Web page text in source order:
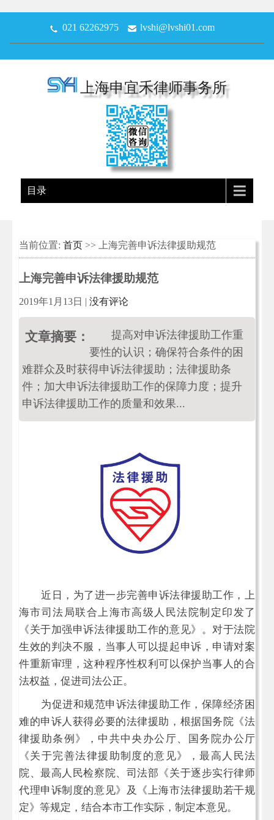
021 62262975 lvshi@lvshi01.com
上海申宜禾律师事务所
目录
当前位置: 首页 >> 上海完善申诉法律援助规范
上海完善申诉法律援助规范
2019年1月13日 | 没有评论
文章摘要：
提高对申诉法律援助工作重
要性的认识；确保符合条件的困
难群众及时获得申诉法律援助；法律援助条
件；加大申诉法律援助工作的保障力度；提升
申诉法律援助工作的质量和效果...
近日，为了进一步完善申诉法律援助工作，上
海市司法局联合上海市高级人民法院制定印发了
《关于加强申诉法律援助工作的意见》。对于法院
生效的判决不服，当事人可以提起申诉，申请对案
件重新审理，这种程序性权利可以保护当事人的合
法权益，促进司法公正。
为促进和规范申诉法律援助工作，保障经济困
难的申诉人获得必要的法律援助，根据国务院《法
律援助条例》，中共中央办公厅、国务院办公厅
《关于完善法律援助制度的意见》，最高人民法
院、最高人民检察院、司法部《关于逐步实行律师
代理申诉制度的意见》及《上海市法律援助若干规
定》等规定，结合本市工作实际，制定本意见。